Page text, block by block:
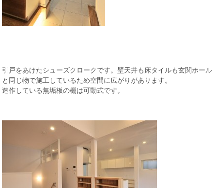
引戸をあけたシューズクロークです。壁天井も床タイルも玄関ホール
と同じ物で施工しているため空間に広がりがあります。
造作している無垢板の棚は可動式です。